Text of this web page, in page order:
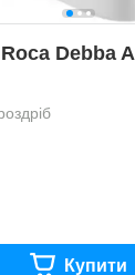
Debba
Купити